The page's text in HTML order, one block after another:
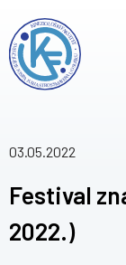
03.05.2022
Festival
2022.)